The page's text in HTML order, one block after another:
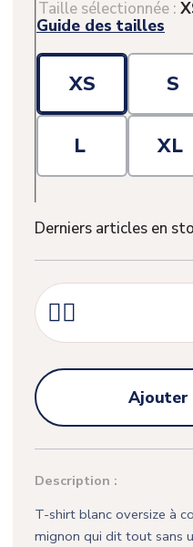
Taille sélectionnée :
Guide des tailles
XS S
L XL
Derniers articles en

Ajouter
Description :
T-shirt blanc oversize à
mignon qui dit tout sans